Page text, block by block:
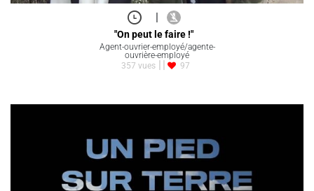
|
"On peut le faire !"
Agent-ouvrier-employé/agente-
ouvrière-employé
357 vues
97